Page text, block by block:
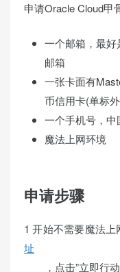
申请Oracle Cloud甲
一个邮箱，最
邮箱
一张卡面有
币信用卡(单标
一个手机号，中
魔法上网环境
申请步骤
1 开始不需要魔法
址
，点击”立即行